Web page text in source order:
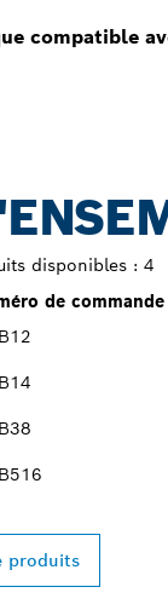
compatible
disponibles : 4
de commande
produits